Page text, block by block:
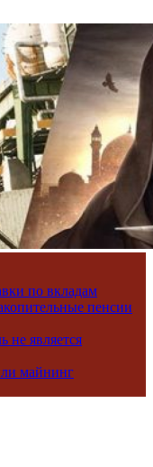
по вкладам
пенсии
не является
майнинг